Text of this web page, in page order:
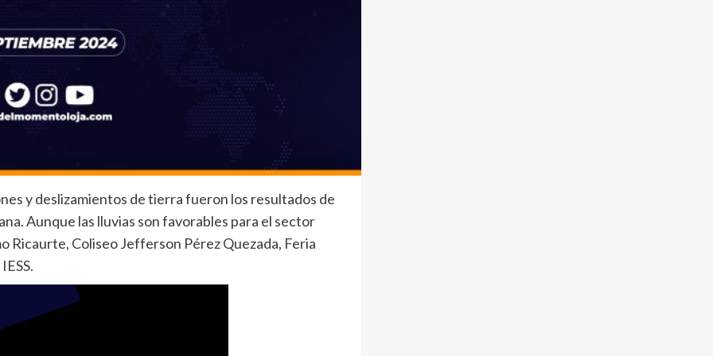
y deslizamientos de tierra fueron los resultados de
Aunque las lluvias son favorables para el sector
Ricaurte, Coliseo Jefferson Pérez Quezada, Feria